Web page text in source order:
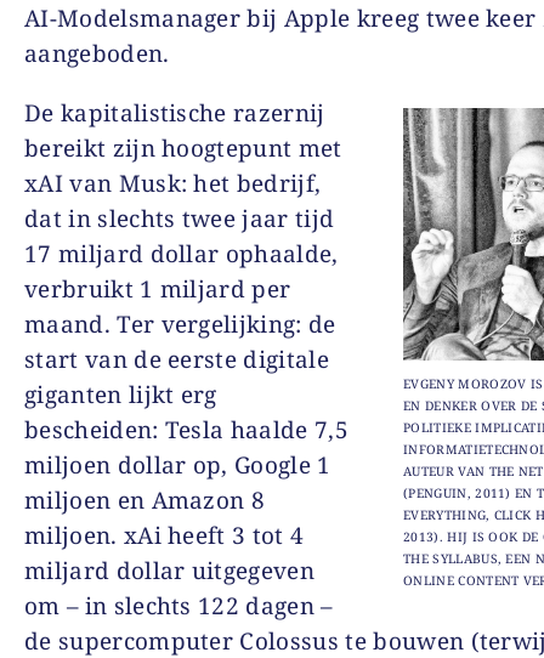
AI-Modelsmanager bij Apple kreeg twee keer
aangeboden.
EVGENY MOROZOV
EN DENKER OVER DE
POLITIEKE
AUTEUR VAN THE
(PENGUIN, 2011) EN
EVERYTHING, CLICK
2013). HIJ IS OOK DE
THE SYLLABUS, EEN
ONLINE CONTENT
De kapitalistische razernij
bereikt zijn hoogtepunt met
xAI van Musk: het bedrijf,
dat in slechts twee jaar tijd
17 miljard dollar ophaalde,
verbruikt 1 miljard per
maand. Ter vergelijking: de
start van de eerste digitale
giganten lijkt erg
bescheiden: Tesla haalde 7,5
miljoen dollar op, Google 1
miljoen en Amazon 8
miljoen. xAi heeft 3 tot 4
miljard dollar uitgegeven
om – in slechts 122 dagen –
de supercomputer Colossus te bouwen